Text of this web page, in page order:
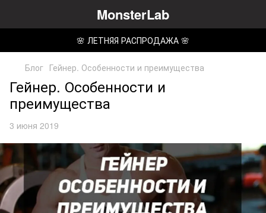
MonsterLab
🌸 ЛЕТНЯЯ РАСПРОДАЖА 🌸
Блог Гейнер. Особенности и преимущества
Гейнер. Особенности и
преимущества
3 июня 2019